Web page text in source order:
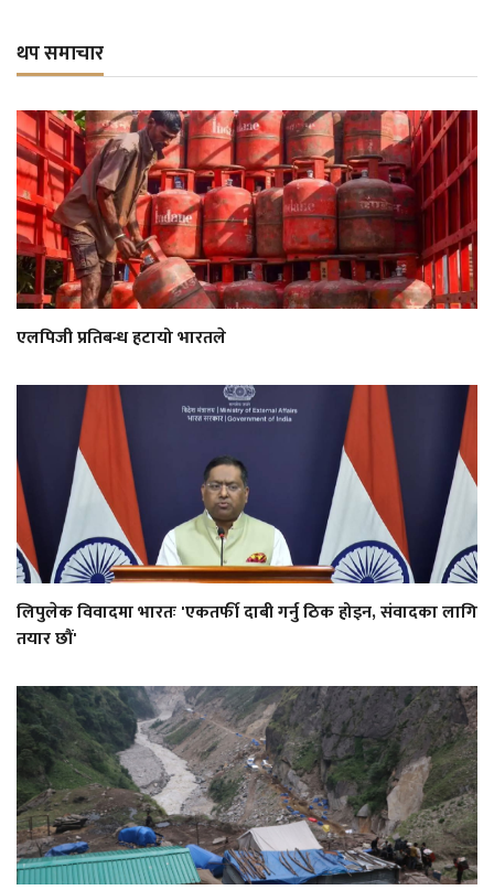
थप समाचार
एलपिजी प्रतिबन्ध हटायो भारतले
लिपुलेक विवादमा भारतः 'एकतर्फी दाबी गर्नु ठिक होइन, संवादका लागि
तयार छौं'